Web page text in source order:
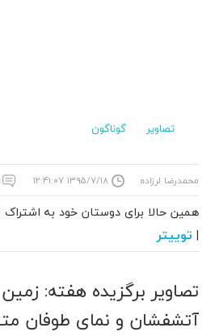
تصاویر گوناگون
محمدرضا لرزاده ۱۳۹۵/۷/۱۸ ۱۲:۴۱:۰۷
همین حالا برای دوستان خود به اشتراک
| توییتر
تصاویر برگزیده هفته:
آتشفشان و نمای طوفان